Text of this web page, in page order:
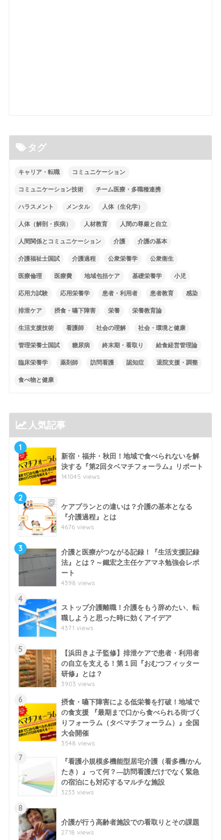
タグ
キャリア・転職 コミュニケーション
コミュニケーション技術 チーム医療・多職種連携
ハラスメント メンタル 人体（生化学）
人体（解剖・疾病） 人材教育 人間の尊厳と自立
人間関係とコミュニケーション 介護 介護の基本
介護福祉士国試 介護過程 公衆栄養学 公衆衛生
医療倫理 医療費 地域包括ケア 基礎栄養学 小児
応用力試験 応用栄養学 患者・利用者 患者教育 感染
排泄ケア 摂食・嚥下障害 栄養 栄養教育論
生活支援技術 看護師 社会の理解 社会・環境と健康
管理栄養士国試 糖尿病 終末期・看取り 給食経営管理論
臨床栄養学 薬剤師 訪問看護 認知症 退院支援・調整
食べ物と健康
人気記事
1
新宿・福井・秋田！地域で食べられないを解
決する『第2回タベマチフォーラム』リポート
141045 views
2
ケアプランとの違いは？介護の基本となる
『介護過程』とは
4676 views
3
介護と医療がつながる記録！『生活支援記録
法』とは？～鐵宏之主任ケアマネ勉強会レポ
ート
4398 views
4
ストップ介護離職！介護をもう辞めたい、転
職しようと思った時に効くアイデア
4371 views
5
【浜田きよ子監修】排泄ケアで患者・利用者
の自立を支える！第１回『おむつフィッター
研修』とは？
3903 views
6
摂食・嚥下障害による低栄養を打破！地域で
の食支援 『最期まで口から食べられる街づく
りフォーラム（タベマチフォーラム）』全国
大会開催
3548 views
7
『看護小規模多機能型居宅介護（看多機/かん
たき）』って何？―訪問看護だけでなく緊急
の宿泊にも対応するマルチな施設
3233 views
8
介護が行う高齢者施設での看取りとその課題
2718 views